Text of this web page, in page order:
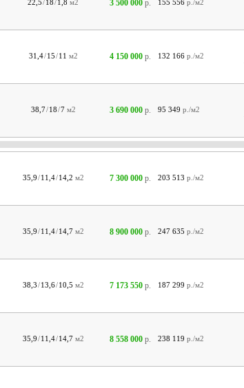
22,5/18/1,8 м2 3 500 000 р. 155 556 р./м2
31,4/ 15/ 11 м2 4 150 000 р. 132 166 р./м2
38,7/ 18/7 м2 3 690 000 р. 95 349 р./м2
35,9/ 11,4/ 14,2 м2 7 300 000 р. 203 513 р./м2
35,9/ 11,4/ 14,7 м2 8 900 000 р. 247 635 р./м2
38,3/ 13,6/ 10,5 м2 7 173 550 р. 187 299 р./м2
35,9/ 11,4/ 14,7 м2 8 558 000 р. 238 119 р./м2